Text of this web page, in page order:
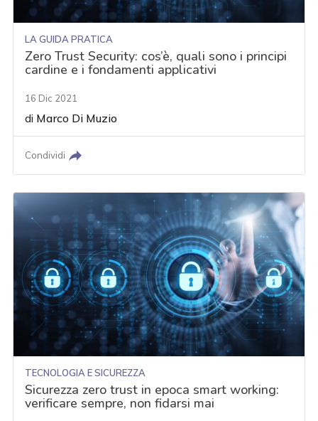
LA GUIDA PRATICA
Zero Trust Security: cos’è, quali sono i principi
cardine e i fondamenti applicativi
16 Dic 2021
di Marco Di Muzio
Condividi
TECNOLOGIA E SICUREZZA
Sicurezza zero trust in epoca smart working:
verificare sempre, non fidarsi mai